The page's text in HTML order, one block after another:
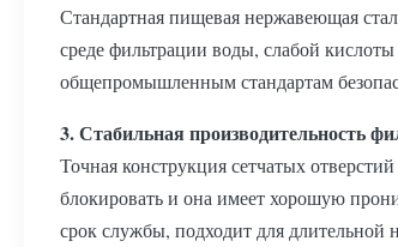
Стандартная пищевая нержавеющая
среде фильтрации воды, слабой
общепромышленным стандартам
3. Стабильная производительность
Точная конструкция сетчатых
блокировать и она имеет хорошую
срок службы, подходит для длительной